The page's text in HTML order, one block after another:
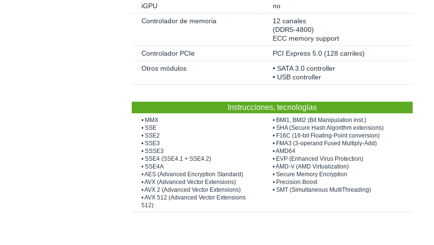
iGPU
no
Controlador de memoria
12 canales
(DDR5-4800)
ECC memory support
Controlador PCIe
PCI Express 5.0 (128 carriles)
Otros módulos
• SATA 3.0 controller
• USB controller
Instrucciones, tecnologías
• MMX
• SSE
• SSE2
• SSE3
• SSSE3
• SSE4 (SSE4.1 + SSE4.2)
• SSE4A
• AES (Advanced Encryption Standard)
• AVX (Advanced Vector Extensions)
• AVX 2 (Advanced Vector Extensions)
• AVX 512 (Advanced Vector Extensions
512)
• BMI1, BMI2 (Bit Manipulation inst.)
• SHA (Secure Hash Algorithm extensions)
• F16C (16-bit Floating-Point conversion)
• FMA3 (3-operand Fused Multiply-Add)
• AMD64
• EVP (Enhanced Virus Protection)
• AMD-V (AMD Virtualization)
• Secure Memory Encryption
• Precision Boost
• SMT (Simultaneous MultiThreading)